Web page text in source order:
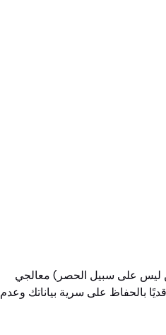
ليس على سبيل الحصر) معالجي
بالحفاظ على سرية بياناتك وعدم